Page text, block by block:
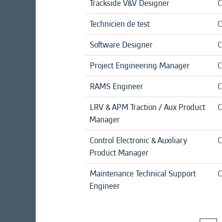
Trackside V&V Designer
Technicien de test
Software Designer
Project Engineering Manager
RAMS Engineer
LRV & APM Traction / Aux Product
Manager
Control Electronic & Auxiliary
Product Manager
Maintenance Technical Support
Engineer